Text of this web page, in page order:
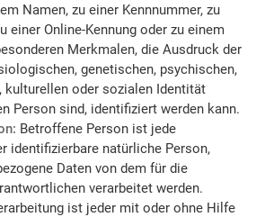
Namen, zu einer Kennnummer, zu
einer Online-Kennung oder zu einem
Merkmalen, die Ausdruck der
genetischen, psychischen,
oder sozialen Identität
Person sind, identifiziert werden kann.
Betroffene Person ist jede
identifizierbare natürliche Person,
Daten von dem für die
verarbeitet werden.
ist jeder mit oder ohne Hilfe